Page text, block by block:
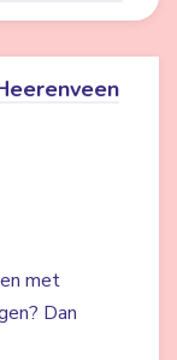
met
Dan